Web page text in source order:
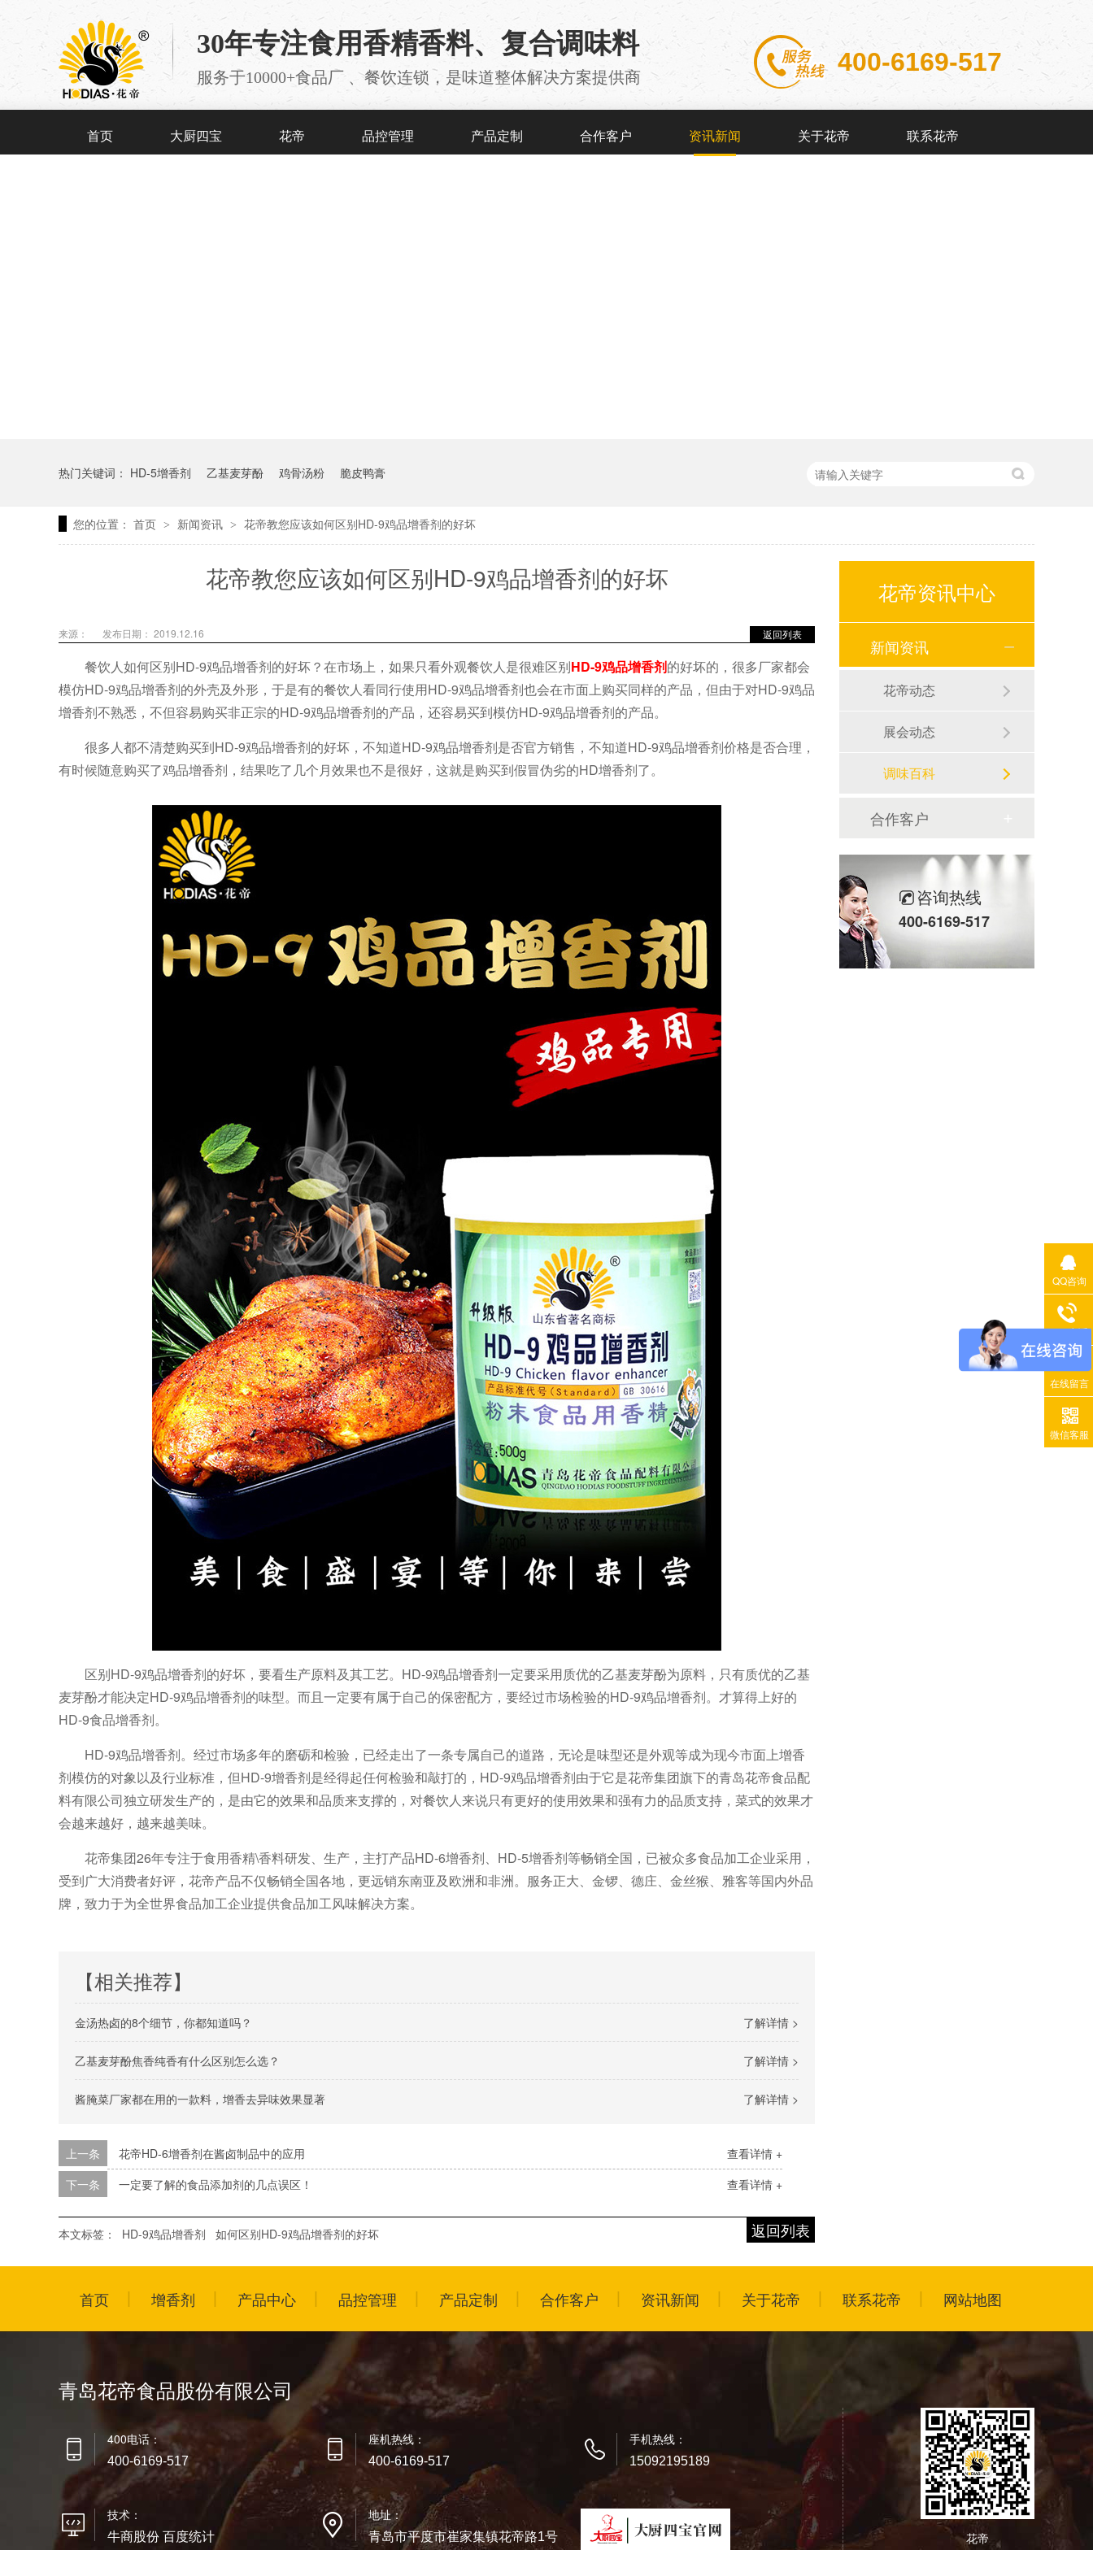
30年专注食用香精香料、复合调味料
服务于10000+食品厂 、餐饮连锁，是味道整体解决方案提供商
400-6169-517
首页 大厨四宝 花帝 品控管理 产品定制 合作客户 资讯新闻 关于花帝 联系花帝
热门关键词： HD-5增香剂 乙基麦芽酚 鸡骨汤粉 脆皮鸭膏
您的位置： 首页 > 新闻资讯 > 花帝教您应该如何区别HD-9鸡品增香剂的好坏
花帝教您应该如何区别HD-9鸡品增香剂的好坏
返回列表
来源： 发布日期： 2019.12.16
餐饮人如何区别HD-9鸡品增香剂的好坏？在市场上，如果只看外观餐饮人是很难区别HD-9鸡品增香剂的好坏的，很多厂家都会
模仿HD-9鸡品增香剂的外壳及外形，于是有的餐饮人看同行使用HD-9鸡品增香剂也会在市面上购买同样的产品，但由于对HD-9鸡品
增香剂不熟悉，不但容易购买非正宗的HD-9鸡品增香剂的产品，还容易买到模仿HD-9鸡品增香剂的产品。
很多人都不清楚购买到HD-9鸡品增香剂的好坏，不知道HD-9鸡品增香剂是否官方销售，不知道HD-9鸡品增香剂价格是否合理，
有时候随意购买了鸡品增香剂，结果吃了几个月效果也不是很好，这就是购买到假冒伪劣的HD增香剂了。
区别HD-9鸡品增香剂的好坏，要看生产原料及其工艺。HD-9鸡品增香剂一定要采用质优的乙基麦芽酚为原料，只有质优的乙基
麦芽酚才能决定HD-9鸡品增香剂的味型。而且一定要有属于自己的保密配方，要经过市场检验的HD-9鸡品增香剂。才算得上好的
HD-9食品增香剂。
HD-9鸡品增香剂。经过市场多年的磨砺和检验，已经走出了一条专属自己的道路，无论是味型还是外观等成为现今市面上增香
剂模仿的对象以及行业标准，但HD-9增香剂是经得起任何检验和敲打的，HD-9鸡品增香剂由于它是花帝集团旗下的青岛花帝食品配
料有限公司独立研发生产的，是由它的效果和品质来支撑的，对餐饮人来说只有更好的使用效果和强有力的品质支持，菜式的效果才
会越来越好，越来越美味。
花帝集团26年专注于食用香精\香料研发、生产，主打产品HD-6增香剂、HD-5增香剂等畅销全国，已被众多食品加工企业采用，
受到广大消费者好评，花帝产品不仅畅销全国各地，更远销东南亚及欧洲和非洲。服务正大、金锣、德庄、金丝猴、雅客等国内外品
牌，致力于为全世界食品加工企业提供食品加工风味解决方案。
【相关推荐】
了解详情 >
金汤热卤的8个细节，你都知道吗？
了解详情 >
乙基麦芽酚焦香纯香有什么区别怎么选？
了解详情 >
酱腌菜厂家都在用的一款料，增香去异味效果显著
查看详情 +
上一条
花帝HD-6增香剂在酱卤制品中的应用
查看详情 +
下一条 一定要了解的食品添加剂的几点误区！
返回列表
本文标签： HD-9鸡品增香剂 如何区别HD-9鸡品增香剂的好坏
花帝资讯中心
新闻资讯
花帝动态
展会动态
调味百科
合作客户
咨询热线
400-6169-517
首页 增香剂 产品中心 品控管理 产品定制 合作客户 资讯新闻 关于花帝 联系花帝 网站地图
青岛花帝食品股份有限公司
400电话：
400-6169-517
座机热线：
400-6169-517
手机热线：
15092195189
技术：
牛商股份 百度统计
地址：
青岛市平度市崔家集镇花帝路1号 花帝
QQ咨询
400电话
在线留言
微信客服